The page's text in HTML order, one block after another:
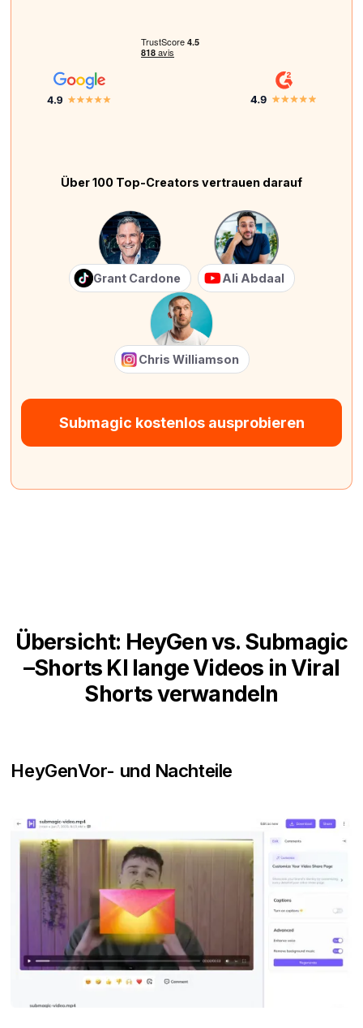
Über 100 Top-Creators vertrauen darauf
Grant Cardone Ali Abdaal
Chris Williamson
Submagic kostenlos ausprobieren
Übersicht: HeyGen vs. Submagic
–Shorts KI lange Videos in Viral
Shorts verwandeln
HeyGenVor- und Nachteile